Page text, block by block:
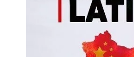
Desde 2008, el déficit